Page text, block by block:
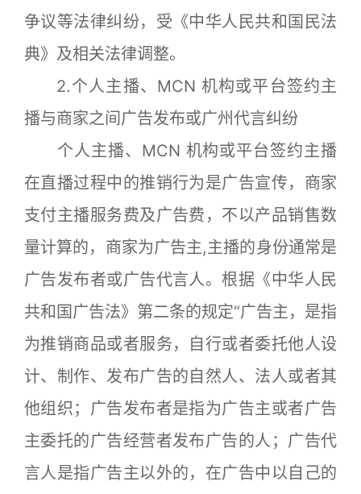
争议等法律纠纷，受《中华人民共和国民法
典》及相关法律调整。
2.个人主播、MCN 机构或平台签约主
播与商家之间广告发布或广州代言纠纷
个人主播、MCN 机构或平台签约主播
在直播过程中的推销行为是广告宣传，商家
支付主播服务费及广告费，不以产品销售数
量计算的，商家为广告主,主播的身份通常是
广告发布者或广告代言人。根据《中华人民
共和国广告法》第二条的规定“广告主，是指
为推销商品或者服务，自行或者委托他人设
计、制作、发布广告的自然人、法人或者其
他组织；广告发布者是指为广告主或者广告
主委托的广告经营者发布广告的人；广告代
言人是指广告主以外的，在广告中以自己的